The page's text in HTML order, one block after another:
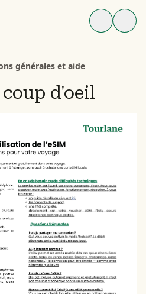
générales et aide
coup d'oeil